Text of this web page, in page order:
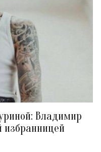
Владимир
избранницей